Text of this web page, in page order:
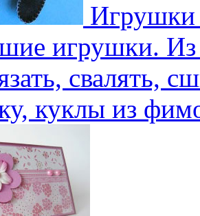
Игрушки
игрушки. Из
свалять,
куклы из